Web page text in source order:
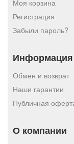
Моя корзина
Регистрация
Забыли пароль?
Информация
Обмен и возврат
Наши гарантии
Публичная
О компании